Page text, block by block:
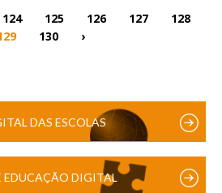
124 125 126 127
128
130 ›
DAS ESCOLAS
EDUCAÇÃO DIGITAL